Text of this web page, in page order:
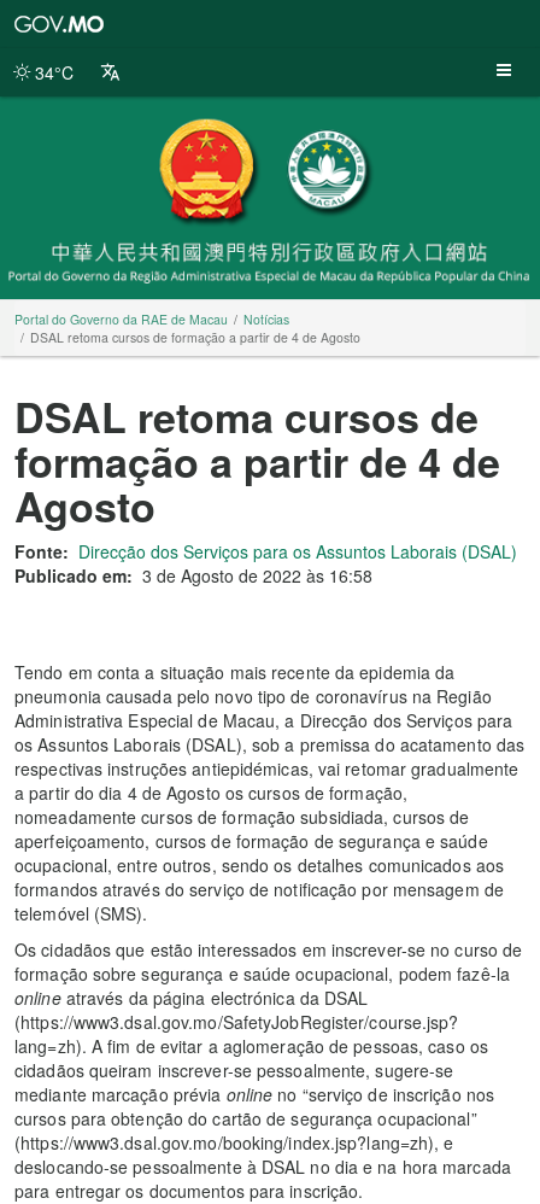
da
34°C
Portal do Governo da RAE de Macau
Notícias
DSAL retoma cursos de formação a partir de 4 de Agosto
DSAL retoma cursos de
formação a partir de 4 de
Agosto
Fonte: Direcção dos Serviços para os Assuntos Laborais (DSAL)
Publicado em: 3 de Agosto de 2022 às 16:58
Tendo em conta a situação mais recente da epidemia da
pneumonia causada pelo novo tipo de coronavírus na Região
Administrativa Especial de Macau, a Direcção dos Serviços para
os Assuntos Laborais (DSAL), sob a premissa do acatamento das
respectivas instruções antiepidémicas, vai retomar gradualmente
a partir do dia 4 de Agosto os cursos de formação,
nomeadamente cursos de formação subsidiada, cursos de
aperfeiçoamento, cursos de formação de segurança e saúde
ocupacional, entre outros, sendo os detalhes comunicados aos
formandos através do serviço de notificação por mensagem de
telemóvel (SMS).
Os cidadãos que estão interessados em inscrever-se no curso de
formação sobre segurança e saúde ocupacional, podem fazê-la
onlineatravés da página electrónica da DSAL
(https://www3.dsal.gov.mo/SafetyJobRegister/course.jsp?
lang=zh). A fim de evitar a aglomeração de pessoas, caso os
cidadãos queiram inscrever-se pessoalmente, sugere-se
mediante marcação prévia online no “serviço de inscrição nos
cursos para obtenção do cartão de segurança ocupacional”
(https://www3.dsal.gov.mo/booking/index.jsp?lang=zh), e
deslocando-se pessoalmente à DSAL no dia e na hora marcada
para entregar os documentos para inscrição.